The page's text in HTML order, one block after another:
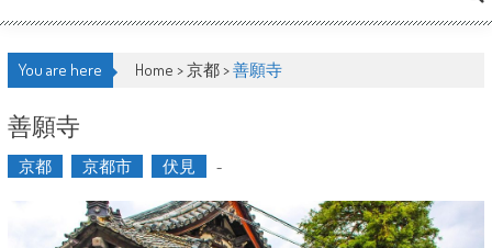
You are here Home >京都>善願寺
善願寺
京都 京都市 伏見 -